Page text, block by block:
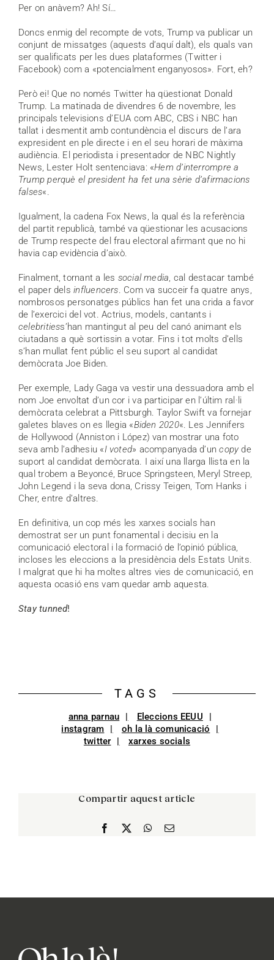
Per on anàvem? Ah! Sí…
Doncs enmig del recompte de vots, Trump va publicar un
conjunt de missatges (aquests d’aquí dalt), els quals van
ser qualificats per les dues plataformes (Twitter i
Facebook) com a «potencialment enganyosos». Fort, eh?
Però ei! Que no només Twitter ha qüestionat Donald
Trump. La matinada de divendres 6 de novembre, les
principals televisions d’EUA com ABC, CBS i NBC han
tallat i desmentit amb contundència el discurs de l’ara
expresident en ple directe i en el seu horari de màxima
audiència. El periodista i presentador de NBC Nightly
News, Lester Holt sentenciava: «Hem d’interrompre a
Trump perquè el president ha fet una sèrie d’afirmacions
falses«.
Igualment, la cadena Fox News, la qual és la referència
del partit republicà, també va qüestionar les acusacions
de Trump respecte del frau electoral afirmant que no hi
havia cap evidència d’això.
Finalment, tornant a les social media, cal destacar també
el paper delsinfluencers. Com va succeir fa quatre anys,
nombrosos personatges públics han fet una crida a favor
de l’exercici del vot. Actrius, models, cantants i
celebritiess’han mantingut al peu del canó animant els
ciutadans a què sortissin a votar. Fins i tot molts d’ells
s’han mullat fent públic el seu suport al candidat
demòcrata Joe Biden.
Per exemple, Lady Gaga va vestir una dessuadora amb el
nom Joe envoltat d’un cor i va participar en l’últim ral·li
demòcrata celebrat a Pittsburgh. Taylor Swift va fornejar
galetes blaves on es llegia «Biden 2020«. Les Jennifers
de Hollywood (Anniston i López) van mostrar una foto
seva amb l’adhesiu «I voted» acompanyada d’uncopy de
suport al candidat demòcrata. I així una llarga llista en la
qual trobem a Beyoncé, Bruce Springsteen, Meryl Streep,
John Legend i la seva dona, Crissy Teigen, Tom Hanks i
Cher, entre d’altres.
En definitiva, un cop més les xarxes socials han
demostrat ser un punt fonamental i decisiu en la
comunicació electoral i la formació de l’opinió pública,
incloses les eleccions a la presidència dels Estats Units.
I malgrat que hi ha moltes altres vies de comunicació, en
aquesta ocasió ens vam quedar amb aquesta.
Stay tunned!
TAGS
anna parnau
Eleccions EEUU
instagram
oh la là comunicació
twitter
xarxes socials
Compartir aquest article
Facebook WhatsApp
Email: